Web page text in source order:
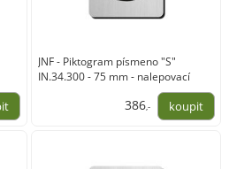
JNF - Piktogram písmeno "S"
IN.34.300 - 75 mm - nalepovací
386,-